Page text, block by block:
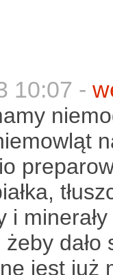
10:07 -
i
jest już